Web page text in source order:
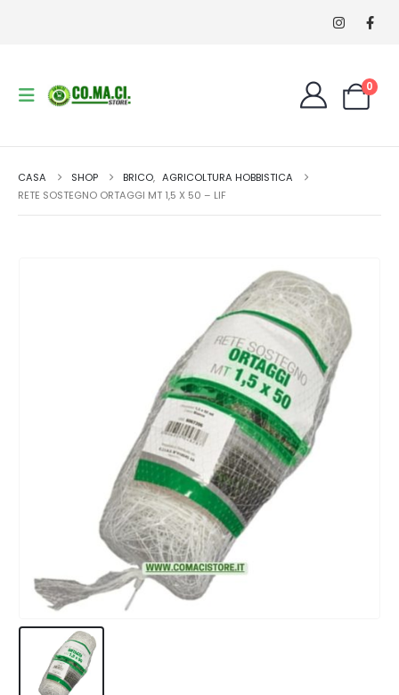
0
CASA SHOP BRICO, AGRICOLTURA HOBBISTICA
RETE SOSTEGNO ORTAGGI MT 1,5 X 50 – LIF